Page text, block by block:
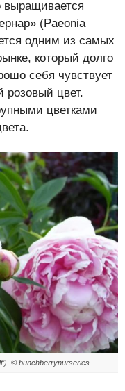
выращивается
(Paeonia
одним из самых
который долго
себя чувствует
розовый цвет.
цветками
© bunchberrynurseries